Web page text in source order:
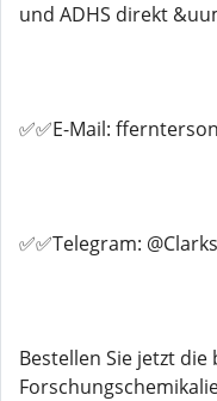
und ADHS direkt
✅✅E-Mail:
✅✅Telegram:
Bestellen Sie jetzt